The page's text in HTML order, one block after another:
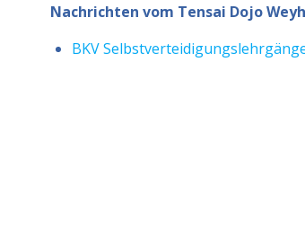
Nachrichten vom Tensai Dojo
BKV